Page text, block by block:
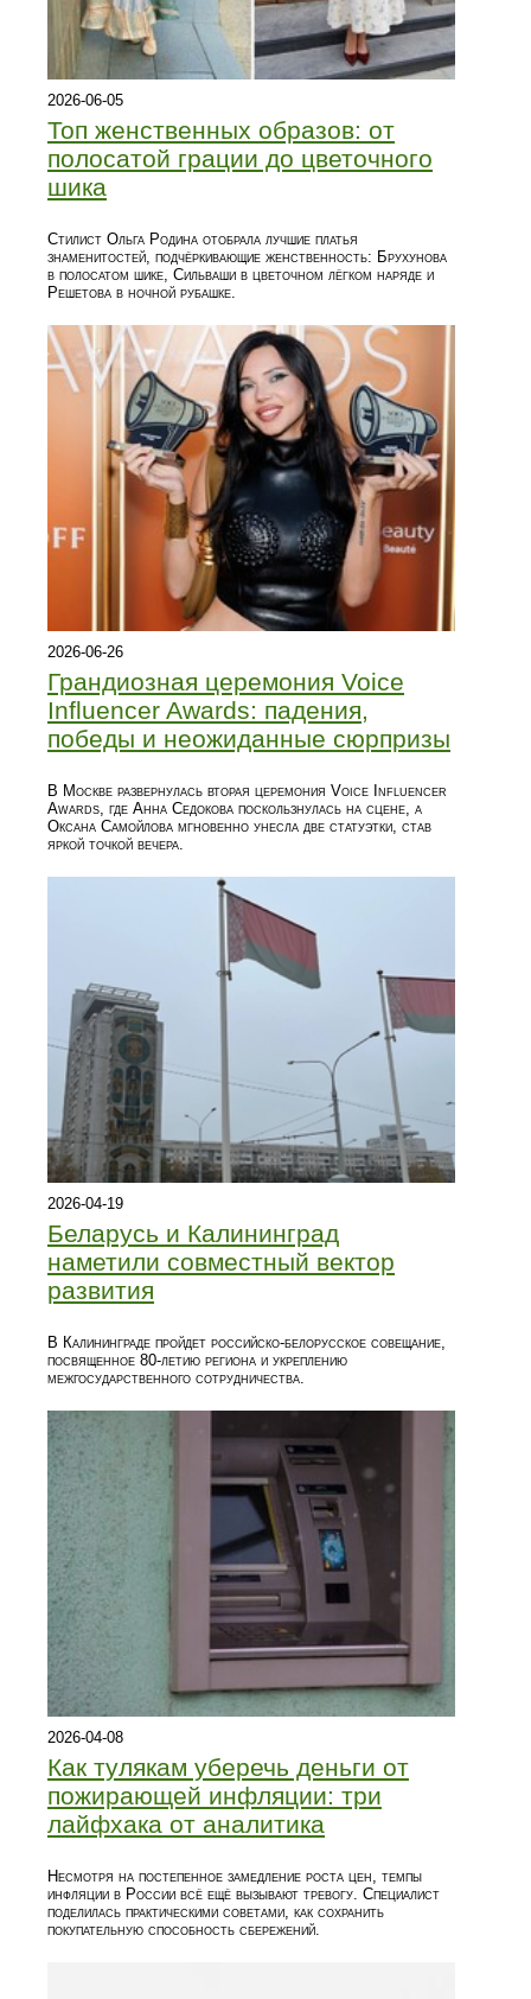
2026-06-05
Топ женственных образов: от
полосатой грации до цветочного
шика
Стилист Ольга Родина отобрала лучшие платья
знаменитостей, подчёркивающие женственность: Брухунова
в полосатом шике, Сильваши в цветочном лёгком наряде и
Решетова в ночной рубашке.
2026-06-26
Грандиозная церемония Voice
Influencer Awards: падения,
победы и неожиданные сюрпризы
В Москве развернулась вторая церемония Voice Influencer
Awards, где Анна Седокова поскользнулась на сцене, а
Оксана Самойлова мгновенно унесла две статуэтки, став
яркой точкой вечера.
2026-04-19
Беларусь и Калининград
наметили совместный вектор
развития
В Калининграде пройдет российско-белорусское совещание,
посвященное 80-летию региона и укреплению
межгосударственного сотрудничества.
2026-04-08
Как тулякам уберечь деньги от
пожирающей инфляции: три
лайфхака от аналитика
Несмотря на постепенное замедление роста цен, темпы
инфляции в России всё ещё вызывают тревогу. Специалист
поделилась практическими советами, как сохранить
покупательную способность сбережений.